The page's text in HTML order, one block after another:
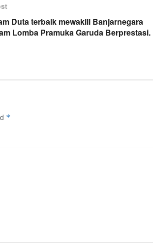
Duta terbaik mewakili Banjarnegara
Lomba Pramuka Garuda Berprestasi.
*